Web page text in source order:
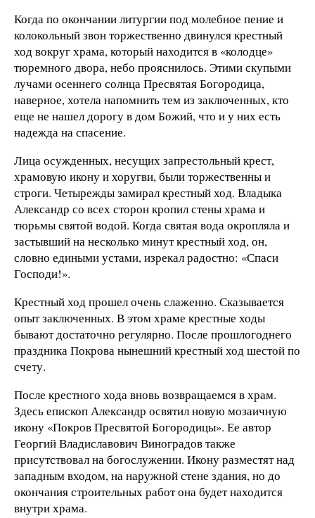
Когда по окончании литургии под молебное пение и
колокольный звон торжественно двинулся крестный
ход вокруг храма, который находится в «колодце»
тюремного двора, небо прояснилось. Этими скупыми
лучами осеннего солнца Пресвятая Богородица,
наверное, хотела напомнить тем из заключенных, кто
еще не нашел дорогу в дом Божий, что и у них есть
надежда на спасение.
Лица осужденных, несущих запрестольный крест,
храмовую икону и хоругви, были торжественны и
строги. Четырежды замирал крестный ход. Владыка
Александр со всех сторон кропил стены храма и
тюрьмы святой водой. Когда святая вода окропляла и
застывший на несколько минут крестный ход, он,
словно едиными устами, изрекал радостно: «Спаси
Господи!».
Крестный ход прошел очень слаженно. Сказывается
опыт заключенных. В этом храме крестные ходы
бывают достаточно регулярно. После прошлогоднего
праздника Покрова нынешний крестный ход шестой по
счету.
После крестного хода вновь возвращаемся в храм.
Здесь епископ Александр освятил новую мозаичную
икону «Покров Пресвятой Богородицы». Ее автор
Георгий Владиславович Виноградов также
присутствовал на богослужении. Икону разместят над
западным входом, на наружной стене здания, но до
окончания строительных работ она будет находится
внутри храма.